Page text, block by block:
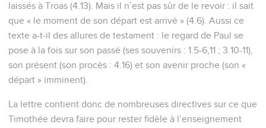
laissés à Troas (4.13). Mais il n’est pas sûr de le revoir : il sait
que « le moment de son départ est arrivé » (4.6). Aussi ce
texte a-t-il des allures de testament : le regard de Paul se
pose à la fois sur son passé (ses souvenirs : 1.5-6,11 ; 3.10-11),
son présent (son procès : 4.16) et son avenir proche (son «
départ » imminent).
La lettre contient donc de nombreuses directives sur ce que
Timothée devra faire pour rester fidèle à l’enseignement